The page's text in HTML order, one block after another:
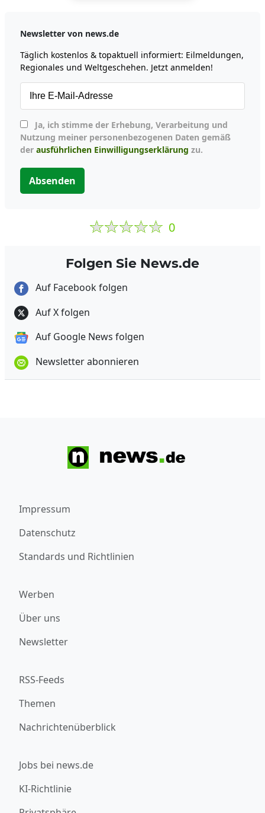
Newsletter von news.de
Täglich kostenlos & topaktuell informiert: Eilmeldungen,
Regionales und Weltgeschehen. Jetzt anmelden!
Nutzung meiner personenbezogenen Daten gemäß
der ausführlichen Einwilligungserklärung zu.
Absenden
0
Folgen Sie News.de
Auf Facebook folgen
Auf X folgen
Auf Google News folgen
Newsletter abonnieren
Impressum
Datenschutz
Standards und Richtlinien
Werben
Über uns
Newsletter
RSS-Feeds
Themen
Nachrichtenüberblick
Jobs bei news.de
KI-Richtlinie